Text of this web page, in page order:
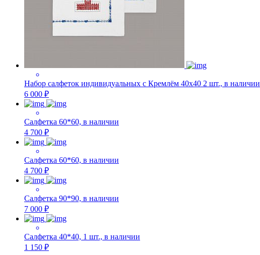
Набор салфеток индивидуальных с Кремлём 40х40 2 шт., в наличии
6 000 ₽
Салфетка 60*60, в наличии
4 700 ₽
Салфетка 60*60, в наличии
4 700 ₽
Салфетка 90*90, в наличии
7 000 ₽
Салфетка 40*40, 1 шт., в наличии
1 150 ₽